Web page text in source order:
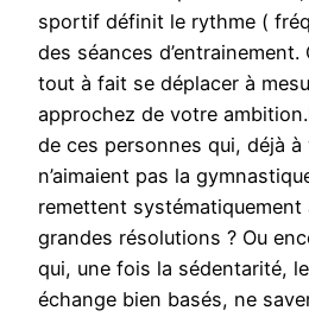
sportif définit le rythme (
des séances
tout à fait se déplacer à
approchez de votre
de ces personnes qui, déjà à
n’aimaient pas la
remettent systématiquement
grandes résolutions ? Ou
qui, une fois la sédentarité,
échange bien basés, ne